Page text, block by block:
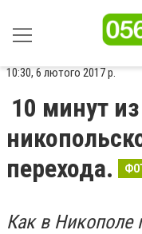
10:30, 6 лютого 2017 р.
10 минут
перехода.
Как в Никополе